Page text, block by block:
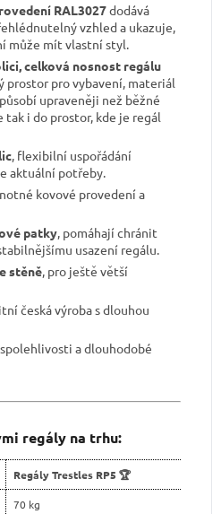
RAL3027dodává
vzhled a ukazuje,
může mít vlastní styl.
celková nosnost regálu
prostor pro vybavení, materiál
upraveněji než běžné
tak i do prostor, kde je regál
, flexibilní uspořádání
aktuální potřeby.
kovové provedení a
patky, pomáhají chránit
usazení regálu.
stěně, pro ještě větší
česká výroba s dlouhou
spolehlivosti a dlouhodobé
regály na trhu:
Regály Trestles RP5 🏆
70 kg